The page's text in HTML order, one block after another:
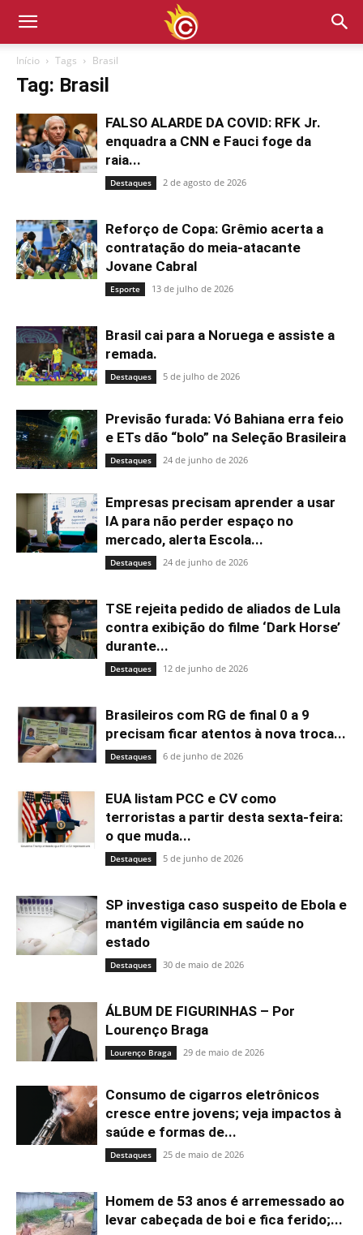
Início Tags Brasil
Tag: Brasil
FALSO ALARDE DA COVID: RFK Jr.
enquadra a CNN e Fauci foge da
raia...
Destaques 2 de agosto de 2026
Reforço de Copa: Grêmio acerta a
contratação do meia-atacante
Jovane Cabral
Esporte 13 de julho de 2026
Brasil cai para a Noruega e assiste a
remada.
Destaques 5 de julho de 2026
Previsão furada: Vó Bahiana erra feio
e ETs dão “bolo” na Seleção Brasileira
Destaques 24 de junho de 2026
Empresas precisam aprender a usar
IA para não perder espaço no
mercado, alerta Escola...
Destaques 24 de junho de 2026
TSE rejeita pedido de aliados de Lula
contra exibição do filme ‘Dark Horse’
durante...
Destaques 12 de junho de 2026
Brasileiros com RG de final 0 a 9
precisam ficar atentos à nova troca...
Destaques 6 de junho de 2026
EUA listam PCC e CV como
terroristas a partir desta sexta-feira:
o que muda...
Destaques 5 de junho de 2026
SP investiga caso suspeito de Ebola e
mantém vigilância em saúde no
estado
Destaques 30 de maio de 2026
ÁLBUM DE FIGURINHAS – Por
Lourenço Braga
Lourenço Braga 29 de maio de 2026
Consumo de cigarros eletrônicos
cresce entre jovens; veja impactos à
saúde e formas de...
Destaques 25 de maio de 2026
Homem de 53 anos é arremessado ao
levar cabeçada de boi e fica ferido;...